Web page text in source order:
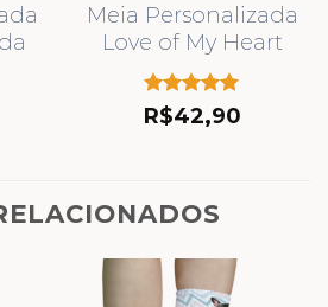
Meia Personalizada
Love of My Heart
Avaliação
5.00
de 5
R$42,90